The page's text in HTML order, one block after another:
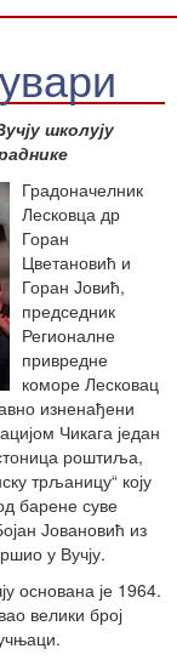
школују
Градоначелник
Лесковца др
Горан
Цветановић и
Горан Јовић,
председник
Регионалне
привредне
коморе Лесковац
изненађени
Чикага један
роштиља,
трљаницу“ коју
барене суве
Јовановић из
у Вучју.
основана је 1964.
велики број